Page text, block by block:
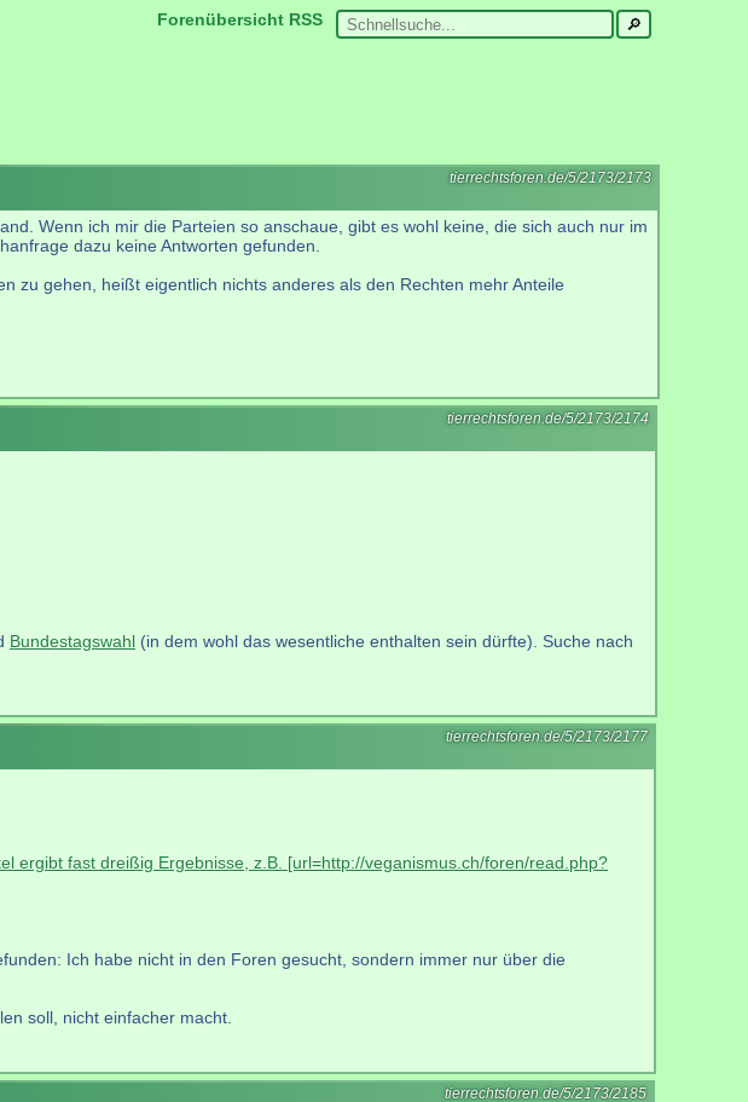
Forenübersicht RSS
tierrechtsforen.de/5/2173/2173
Wenn ich mir die Parteien so anschaue, gibt es wohl keine, die sich auch nur im
dazu keine Antworten gefunden.
zu gehen, heißt eigentlich nichts anderes als den Rechten mehr Anteile
tierrechtsforen.de/5/2173/2174
Bundestagswahl (in dem wohl das wesentliche enthalten sein dürfte). Suche nach
tierrechtsforen.de/5/2173/2177
ergibt fast dreißig Ergebnisse, z.B. [url=http://veganismus.ch/foren/read.php?
Ich habe nicht in den Foren gesucht, sondern immer nur über die
soll, nicht einfacher macht.
tierrechtsforen.de/5/2173/2185